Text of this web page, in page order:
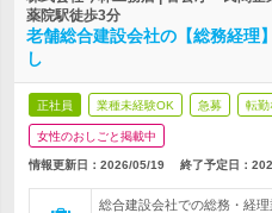
薬院駅徒歩3分
老舗総合建設会社の【総務経
し
正社員 業種未経験OK 急募 転勤
女性のおしごと掲載中
情報更新日：2026/05/19 終了予定日：
総合建設会社での総務・経